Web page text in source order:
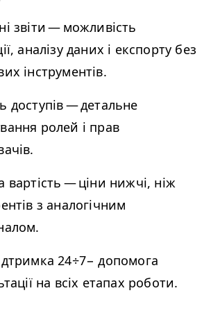
звіти — можливість
аналізу даних і експорту без
інструментів.
доступів — детальне
ролей і прав
вартість — ціни нижчі, ніж
з аналогічним
24÷7− допомога
на всіх етапах роботи.